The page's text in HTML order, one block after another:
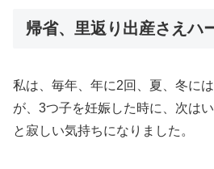
帰省、里返り出産さえハ
私は、毎年、年に2回、夏、冬に
が、3つ子を妊娠した時に、次は
と寂しい気持ちになりました。